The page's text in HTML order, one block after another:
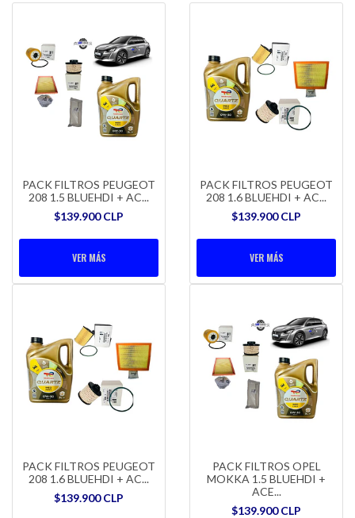
PACK FILTROS PEUGEOT
208 1.5 BLUEHDI + AC...
$139.900 CLP
VER MÁS
PACK FILTROS PEUGEOT
208 1.6 BLUEHDI + AC...
$139.900 CLP
VER MÁS
PACK FILTROS PEUGEOT
208 1.6 BLUEHDI + AC...
$139.900 CLP
PACK FILTROS OPEL
MOKKA 1.5 BLUEHDI +
ACE...
$139.900 CLP